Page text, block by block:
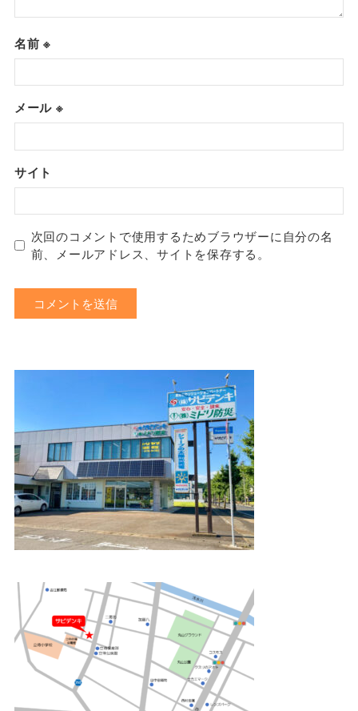
名前※
メール ※
サイト
次回のコメントで使用するためブラウザーに自分の名
前、メールアドレス、サイトを保存する。